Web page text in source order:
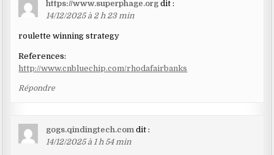
https://www.superphage.org dit :
14/12/2025 à 2 h 23 min
roulette winning strategy
References:
http://www.cnbluechip.com/rhodafairbanks
Répondre
gogs.qindingtech.com dit :
14/12/2025 à 1 h 54 min